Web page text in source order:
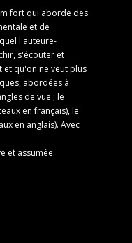
fort qui aborde des
et de
l'auteure-
s'écouter et
et qu'on ne veut plus
abordées à
de vue ; le
en français), le
en anglais). Avec
et assumée.